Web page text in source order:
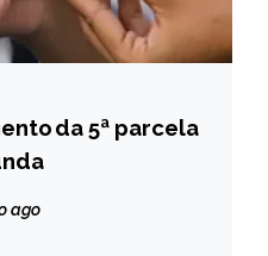
da 5ª parcela
ago